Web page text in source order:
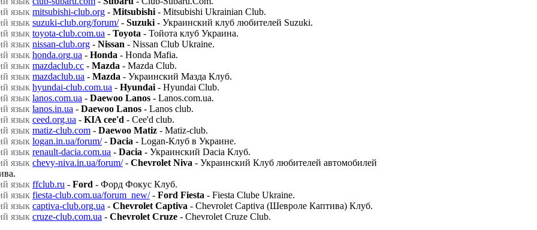
mitsubishi-club.org - Mitsubishi - Mitsubishi Ukrainian Club.
suzuki-club.org/forum/- Suzuki - Украинский клуб любителей Suzuki.
toyota-club.com.ua - Toyota - Тойота клуб Украина.
nissan-club.org - Nissan - Nissan Club Ukraine.
honda.org.ua - Honda - Honda Mafia.
mazdaclub.cc - Mazda - Mazda Club.
mazdaclub.ua - Mazda - Украинский Мазда Клуб.
hyundai-club.com.ua - Hyundai - Hyundai Club.
lanos.com.ua - Daewoo Lanos - Lanos.com.ua.
lanos.in.ua - Daewoo Lanos - Lanos club.
ceed.org.ua - KIA cee'd - Cee'd club.
matiz-club.com - Daewoo Matiz - Matiz-club.
logan.in.ua/forum/- Dacia - Logan-Клуб в Украине.
renault-dacia.com.ua - Dacia - Украинский Dacia Клуб.
chevy-niva.in.ua/forum/- Chevrolet Niva - Украинский Клуб любителей автомобилей
ffclub.ru - Ford - Форд Фокус Клуб.
fiesta-club.com.ua/forum_new/- Ford Fiesta - Fiesta Clube Ukraine.
captiva-club.org.ua - Chevrolet Captiva - Chevrolet Captiva (Шевроле Каптива) Клуб.
cruze-club.com.ua - Chevrolet Cruze - Chevrolet Cruze Club.